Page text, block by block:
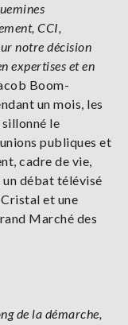
CCI,
notre décision
expertises et en
Boom-
un mois, les
le
publiques et
cadre de vie,
débat télévisé
et une
Marché des
de la démarche,